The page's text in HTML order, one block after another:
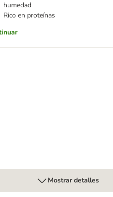
humedad
Rico en proteínas
Mostrar detalles